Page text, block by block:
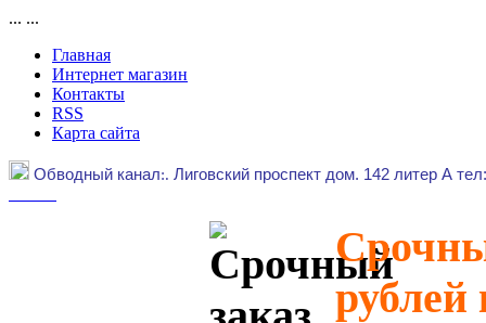
... ...
Главная
Интернет магазин
Контакты
RSS
Карта сайта
Обводный канал:. Лиговский проспект дом. 142 литер А
рублей